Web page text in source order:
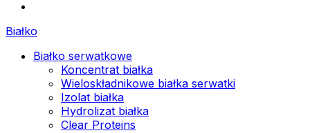
Białko
Białko serwatkowe
Koncentrat białka
Wieloskładnikowe białka serwatki
Izolat białka
Hydrolizat białka
Clear Proteins